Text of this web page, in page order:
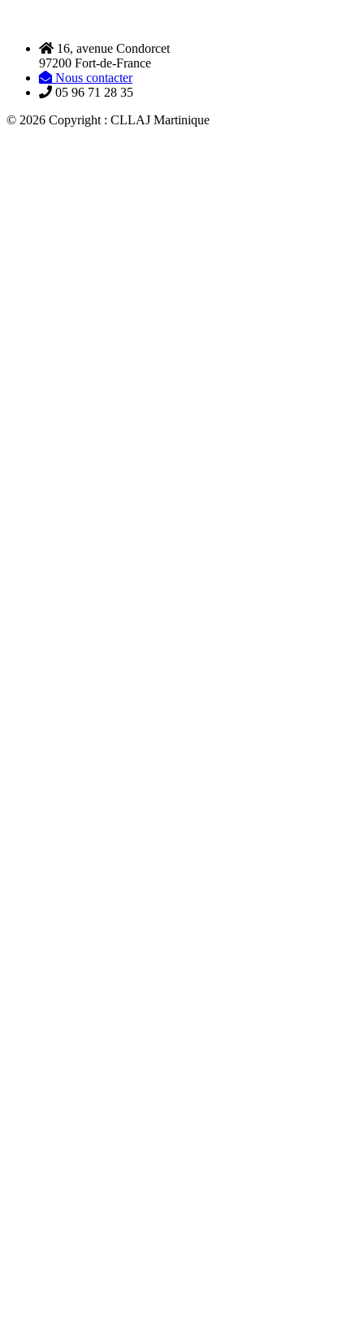
16, avenue Condorcet
97200 Fort-de-France
Nous contacter
05 96 71 28 35
© 2026 Copyright : CLLAJ Martinique